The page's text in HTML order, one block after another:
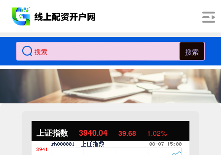
搜索
上证指数 3940.04 39.68 1.02%